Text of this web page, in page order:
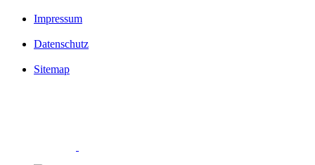
Impressum
Datenschutz
Sitemap